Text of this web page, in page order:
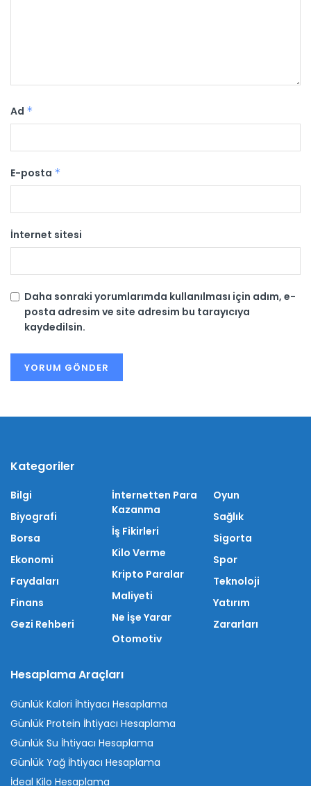
Ad *
E-posta *
İnternet sitesi
Daha sonraki yorumlarımda kullanılması için adım, e-
posta adresim ve site adresim bu tarayıcıya
kaydedilsin.
Kategoriler
Bilgi
Biyografi
Borsa
Ekonomi
Faydaları
Finans
Gezi Rehberi
İnternetten Para
Kazanma
İş Fikirleri
Kilo Verme
Kripto Paralar
Maliyeti
Ne İşe Yarar
Otomotiv
Oyun
Sağlık
Sigorta
Spor
Teknoloji
Yatırım
Zararları
Hesaplama Araçları
Günlük Kalori İhtiyacı Hesaplama
Günlük Protein İhtiyacı Hesaplama
Günlük Su İhtiyacı Hesaplama
Günlük Yağ İhtiyacı Hesaplama
İdeal Kilo Hesaplama